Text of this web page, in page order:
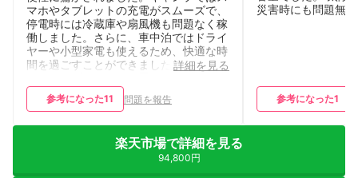
マホやタブレットの充電がスムーズで、
停電時には冷蔵庫や扇風機も問題なく稼
働しました。さらに、車中泊ではドライ
ヤーや小型家電も使えるため、快適な時
間を過ごすことができました。 デザイ
なく、約12.9kgの重さは一人でも持ち
運び可能です。 また、リン酸鉄リチウ
るところもポイントでした。 唯一の欠
点は価格がやや高めなことですが、同ク
詳細を見る
参考になった11 問題を報告
災害時にも問題無
参考になった1
楽天市場で詳細を見る
94,800円